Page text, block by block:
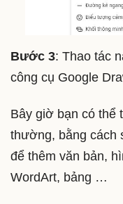
Bước 3: Thao tác
công cụ Google
Bây giờ bạn có thể
thường, bằng cách
để thêm văn bản,
WordArt, bảng …